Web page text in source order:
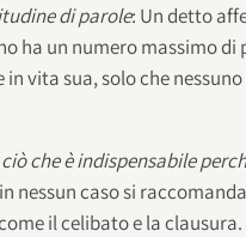
di parole: Un detto
ha un numero massimo di
vita sua, solo che
che è indispensabile
nessun caso si
il celibato e la